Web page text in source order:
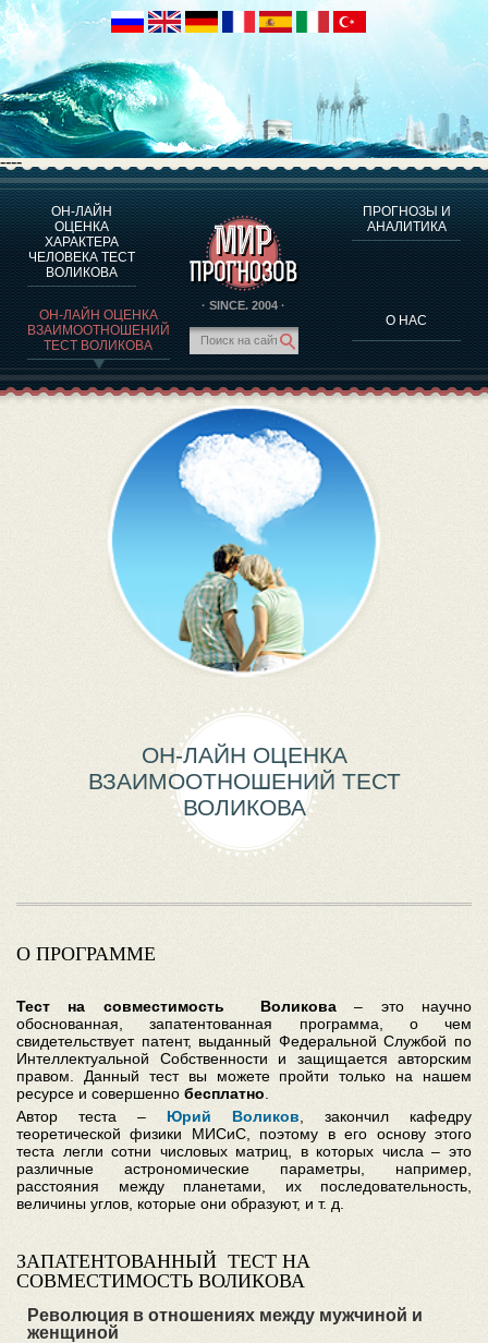
----
ОН-ЛАЙН
ОЦЕНКА
ХАРАКТЕРА
ЧЕЛОВЕКА ТЕСТ
ВОЛИКОВА
ОН-ЛАЙН ОЦЕНКА
ВЗАИМООТНОШЕНИЙ
ТЕСТ ВОЛИКОВА
· SINCE. 2004 ·
ПРОГНОЗЫ И
АНАЛИТИКА
О НАС
О ПРОГРАММЕ
ОЦЕНКА ХАРАКТЕРA ЧЕЛОВЕКА
ОЦЕНКА ХАРАКТЕРА ВЫДАЮЩИХСЯ ЛИЧНОСТЕЙ
О ПРОГРАММЕ
ТЕСТ НА СОВМЕСТИМОСТЬ ВОЛИКОВА
ПРОГНОЗЫ И АНАЛИТИКА
ОН-ЛАЙН ОЦЕНКА
ВЗАИМООТНОШЕНИЙ ТЕСТ
ВОЛИКОВА
О ПРОГРАММЕ
Тест на совместимость Воликова– это научно
обоснованная, запатентованная программа, о чем
свидетельствует патент, выданный Федеральной Службой по
Интеллектуальной Собственности и защищается авторским
правом. Данный тест вы можете пройти только на нашем
ресурсе и совершенно бесплатно
Автор теста – Юрий Воликов , закончил кафедру
теоретической физики МИСиС, поэтому в его основу этого
теста легли сотни числовых матриц, в которых числа – это
различные астрономические параметры, например,
расстояния между планетами, их последовательность,
величины углов, которые они образуют, и т. д.
ЗАПАТЕНТОВАННЫЙ ТЕСТ НА
СОВМЕСТИМОСТЬ ВОЛИКОВА
Революция в отношениях между мужчиной и
женщиной